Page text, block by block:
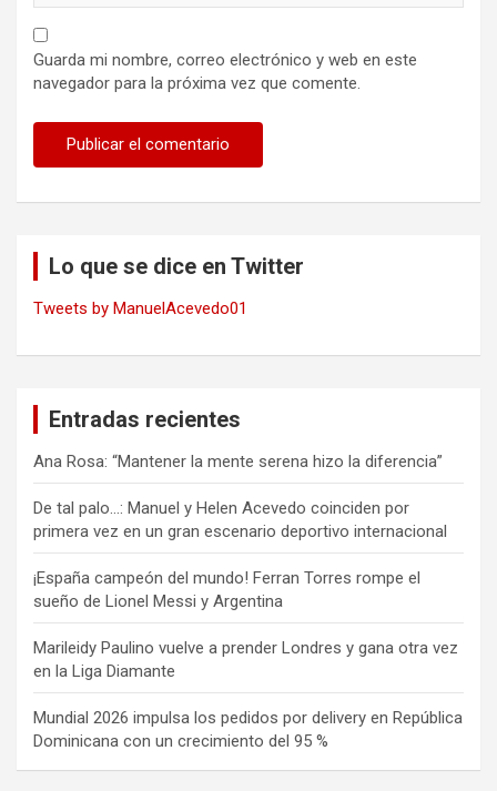
Guarda mi nombre, correo electrónico y web en este
navegador para la próxima vez que comente.
Lo que se dice en Twitter
Tweets by ManuelAcevedo01
Entradas recientes
Ana Rosa: “Mantener la mente serena hizo la diferencia”
De tal palo…: Manuel y Helen Acevedo coinciden por
primera vez en un gran escenario deportivo internacional
¡España campeón del mundo! Ferran Torres rompe el
sueño de Lionel Messi y Argentina
Marileidy Paulino vuelve a prender Londres y gana otra vez
en la Liga Diamante
Mundial 2026 impulsa los pedidos por delivery en República
Dominicana con un crecimiento del 95 %